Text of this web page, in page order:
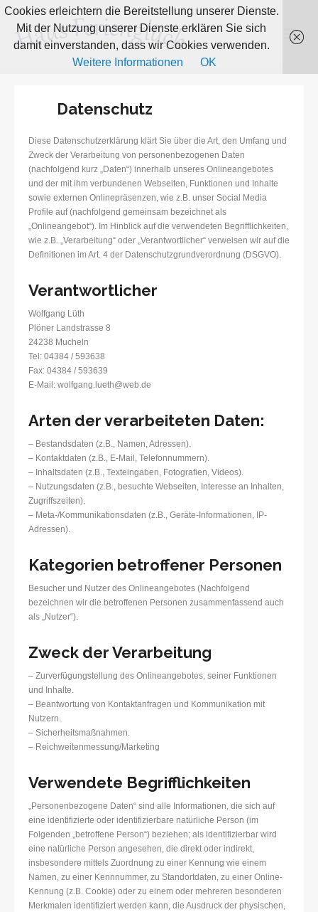
Datenschutz
Diese Datenschutzerklärung klärt Sie über die Art, den Umfang und
Zweck der Verarbeitung von personenbezogenen Daten
(nachfolgend kurz „Daten“) innerhalb unseres Onlineangebotes
und der mit ihm verbundenen Webseiten, Funktionen und Inhalte
sowie externen Onlinepräsenzen, wie z.B. unser Social Media
Profile auf (nachfolgend gemeinsam bezeichnet als
„Onlineangebot“). Im Hinblick auf die verwendeten Begrifflichkeiten,
wie z.B. „Verarbeitung“ oder „Verantwortlicher“ verweisen wir auf die
Definitionen im Art. 4 der Datenschutzgrundverordnung (DSGVO).
Verantwortlicher
Wolfgang Lüth
Plöner Landstrasse 8
24238 Mucheln
Tel: 04384 / 593638
Fax: 04384 / 593639
E-Mail: wolfgang.lueth@web.de
Arten der verarbeiteten Daten:
– Bestandsdaten (z.B., Namen, Adressen).
– Kontaktdaten (z.B., E-Mail, Telefonnummern).
– Inhaltsdaten (z.B., Texteingaben, Fotografien, Videos).
– Nutzungsdaten (z.B., besuchte Webseiten, Interesse an Inhalten,
Zugriffszeiten).
– Meta-/Kommunikationsdaten (z.B., Geräte-Informationen, IP-
Adressen).
Kategorien betroffener Personen
Besucher und Nutzer des Onlineangebotes (Nachfolgend
bezeichnen wir die betroffenen Personen zusammenfassend auch
als „Nutzer“).
Zweck der Verarbeitung
– Zurverfügungstellung des Onlineangebotes, seiner Funktionen
und Inhalte.
– Beantwortung von Kontaktanfragen und Kommunikation mit
Nutzern.
– Sicherheitsmaßnahmen.
– Reichweitenmessung/Marketing
Verwendete Begrifflichkeiten
„Personenbezogene Daten“ sind alle Informationen, die sich auf
eine identifizierte oder identifizierbare natürliche Person (im
Folgenden „betroffene Person“) beziehen; als identifizierbar wird
eine natürliche Person angesehen, die direkt oder indirekt,
insbesondere mittels Zuordnung zu einer Kennung wie einem
Namen, zu einer Kennnummer, zu Standortdaten, zu einer Online-
Kennung (z.B. Cookie) oder zu einem oder mehreren besonderen
Merkmalen identifiziert werden kann, die Ausdruck der physischen,
Cookies erleichtern die Bereitstellung unserer Dienste.
Mit der Nutzung unserer Dienste erklären Sie sich
damit einverstanden, dass wir Cookies verwenden.
Weitere Informationen
OK